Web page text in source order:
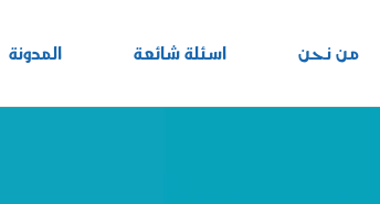
من نحن اسئلة شائعة المدونة